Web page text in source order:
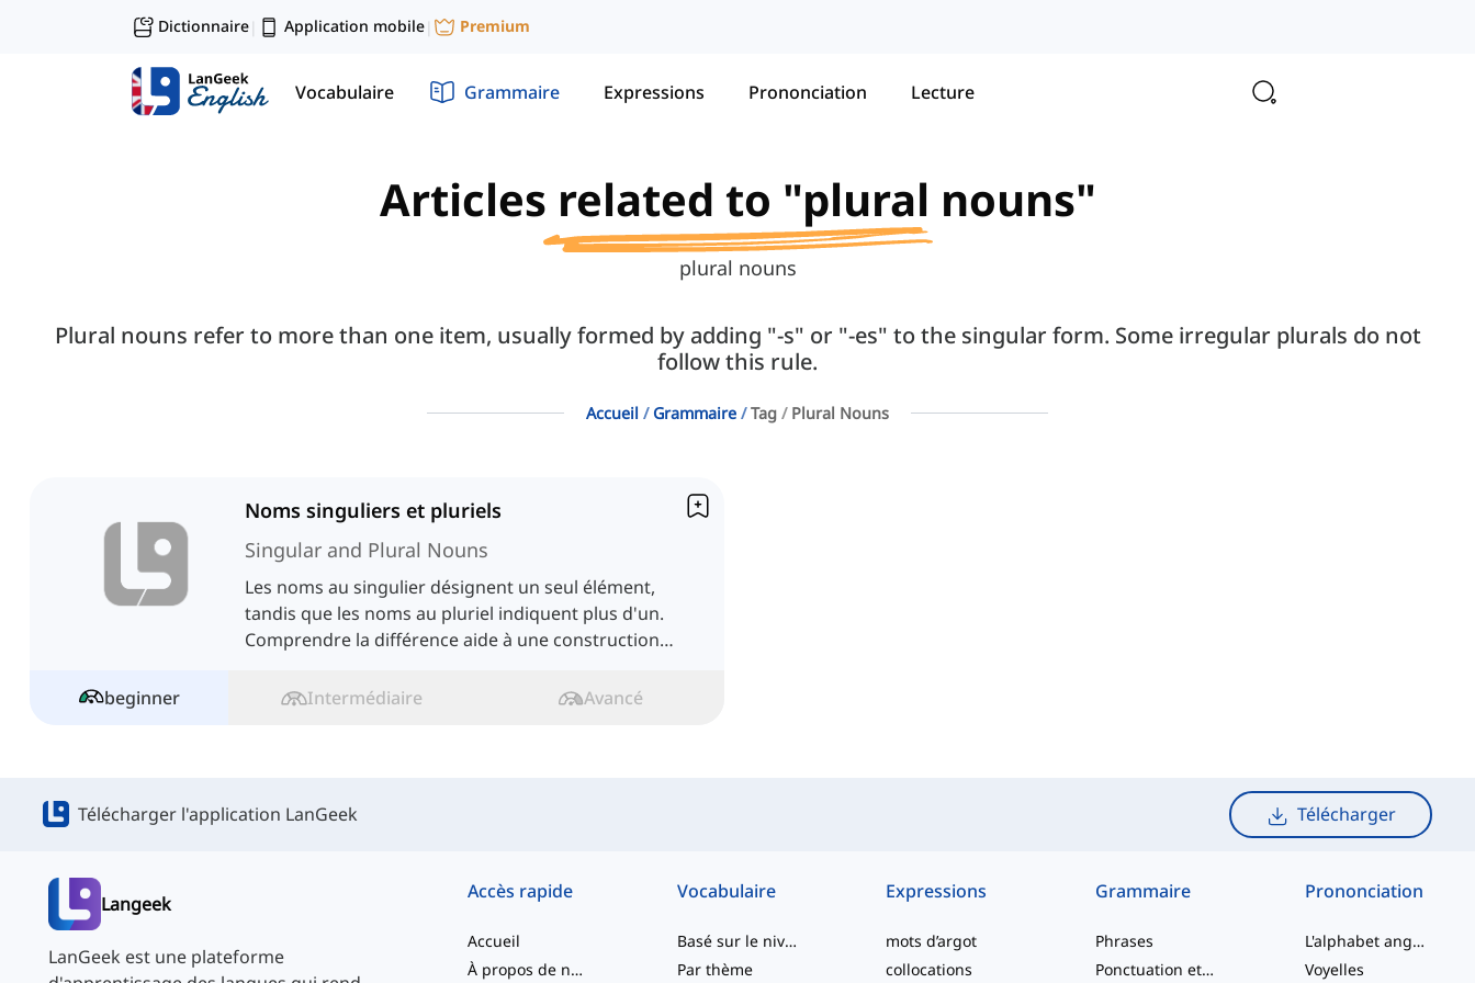
Dictionnaire| Application mobile| Premium
Vocabulaire Grammaire Expressions Prononciation Lecture
Articles related to "plural nouns"
plural nouns
Plural nouns refer to more than one item, usually formed by adding "-s" or "-es" to the singular form. Some irregular plurals do not
follow this rule.
Accueil Grammaire Tag Plural Nouns
Noms singuliers et pluriels
Singular and Plural Nouns
Les noms au singulier désignent un seul élément,
tandis que les noms au pluriel indiquent plus d'un.
Comprendre la différence aide à une construction
beginner
Intermédiaire Avancé
Télécharger l'application LanGeek Télécharger
Langeek
LanGeek est une plateforme
Accès rapide
Accueil
À propos de nous
Vocabulaire
Basé sur le niveau
Par thème
Expressions
mots d’argot
collocations
Grammaire
Phrases
Ponctuation et Orthographe
Prononciation
L'alphabet anglais
Voyelles